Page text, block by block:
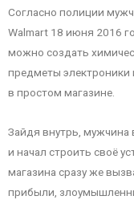
Согласно полиции
Walmart 18 июня 2016
можно создать
предметы
в простом магазине.
Зайдя внутрь, мужчина
и начал строить своё
магазина сразу же
прибыли,